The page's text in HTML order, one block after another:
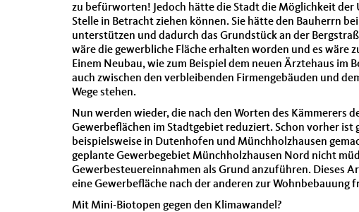
zu befürworten! Jedoch hätte die Stadt die Möglichkeit der
Stelle in Betracht ziehen können. Sie hätte den Bauherrn
unterstützen und dadurch das Grundstück an der
wäre die gewerbliche Fläche erhalten worden und es wäre
Einem Neubau, wie zum Beispiel dem neuen Ärztehaus im
auch zwischen den verbleibenden Firmengebäuden und
Wege stehen.
Nun werden wieder, die nach den Worten des Kämmerers
Gewerbeflächen im Stadtgebiet reduziert. Schon vorher ist
beispielsweise in Dutenhofen und Münchholzhausen
geplante Gewerbegebiet Münchholzhausen Nord nicht
Gewerbesteuereinnahmen als Grund anzuführen. Dieses
eine Gewerbefläche nach der anderen zur Wohnbebauung
Mit Mini-Biotopen gegen den Klimawandel?